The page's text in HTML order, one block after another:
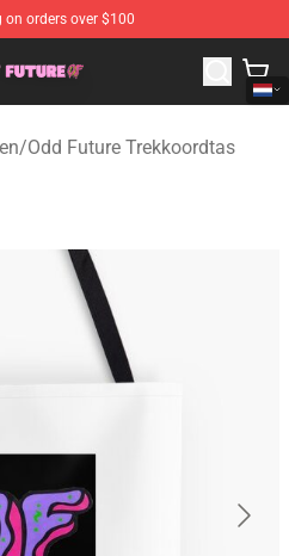
on orders over $100
Odd Future Merchandise Shop
/Odd Future Trekkoordtas